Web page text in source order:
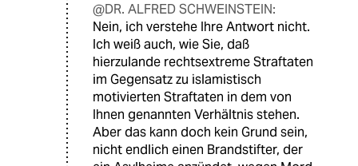
@DR. ALFRED SCHWEINSTEIN:
Nein, ich verstehe Ihre Antwort nicht.
Ich weiß auch, wie Sie, daß
hierzulande rechtsextreme Straftaten
im Gegensatz zu islamistisch
motivierten Straftaten in dem von
Ihnen genannten Verhältnis stehen.
Aber das kann doch kein Grund sein,
nicht endlich einen Brandstifter, der